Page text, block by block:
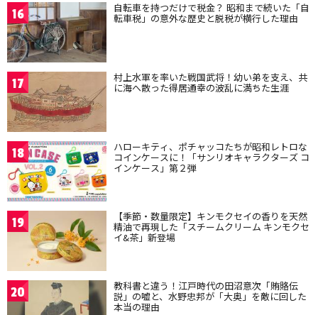
16 自転車を持つだけで税金？ 昭和まで続いた「自
転車税」の意外な歴史と脱税が横行した理由
17 村上水軍を率いた戦国武将！幼い弟を支え、共
に海へ散った得居通幸の波乱に満ちた生涯
18 ハローキティ、ポチャッコたちが昭和レトロな
コインケースに！「サンリオキャラクターズ コ
インケース」第２弾
19 【季節・数量限定】キンモクセイの香りを天然
精油で再現した「スチームクリーム キンモクセ
イ&茶」新登場
20 教科書と違う！江戸時代の田沼意次「賄賂伝
説」の嘘と、水野忠邦が「大奥」を敵に回した
本当の理由